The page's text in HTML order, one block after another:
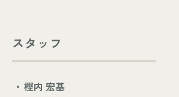
スタッフ
樫内 宏基